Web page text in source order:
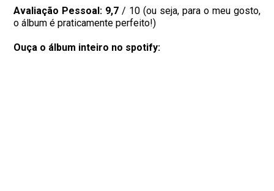
Avaliação Pessoal: 9,7 / 10 (ou seja, para o meu gosto,
o álbum é praticamente perfeito!)
Ouça o álbum inteiro no spotify: